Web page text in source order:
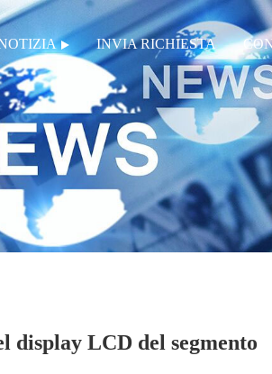
INVIA RICHIESTA
display LCD del segmento